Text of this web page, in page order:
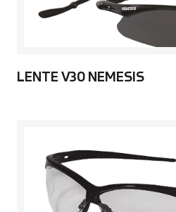
LENTE V30 NEMESIS